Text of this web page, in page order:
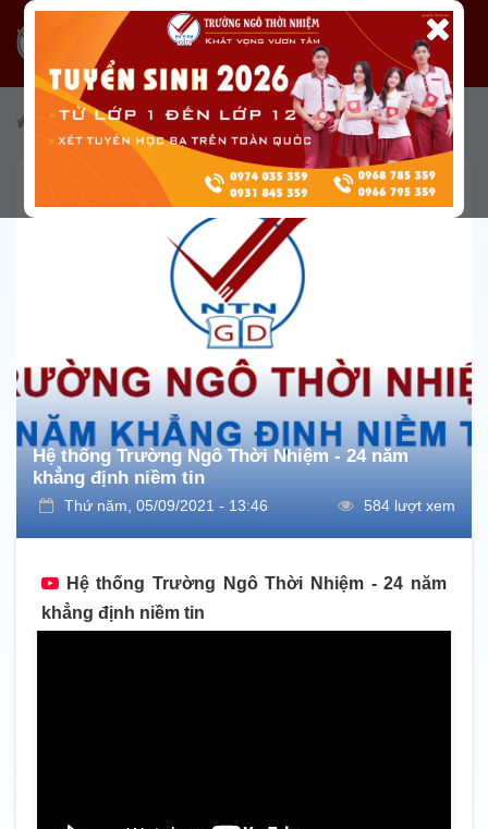
Tài nguyên/Truyền thông/Video giới thiệu trường
Hệ thống Trường Ngô Thời Nhiệm - 24 năm
khẳng định niềm tin
Thứ năm, 05/09/2021 - 13:46 584 lượt xem
Hệ thống Trường Ngô Thời Nhiệm - 24 năm
khẳng định niềm tin